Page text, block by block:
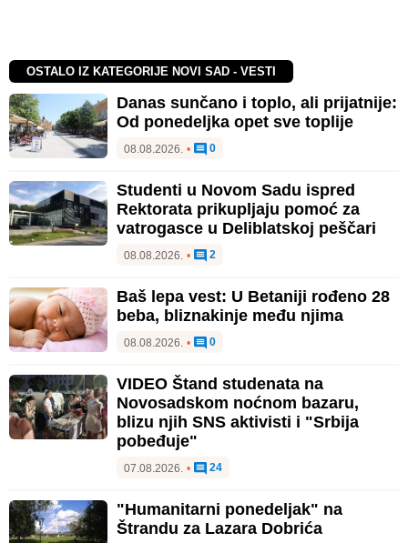
OSTALO IZ KATEGORIJE NOVI SAD - VESTI
Danas sunčano i toplo, ali prijatnije:
Od ponedeljka opet sve toplije
08.08.2026. • 0
Studenti u Novom Sadu ispred
Rektorata prikupljaju pomoć za
vatrogasce u Deliblatskoj peščari
08.08.2026. • 2
Baš lepa vest: U Betaniji rođeno 28
beba, bliznakinje među njima
08.08.2026. • 0
VIDEO Štand studenata na
Novosadskom noćnom bazaru,
blizu njih SNS aktivisti i "Srbija
pobeđuje"
07.08.2026. • 24
"Humanitarni ponedeljak" na
Štrandu za Lazara Dobrića